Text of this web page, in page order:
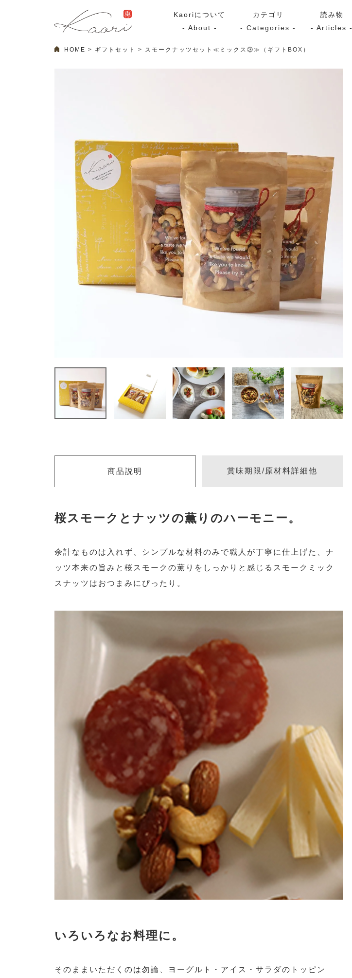
Kaoriについて
- About -
カテゴリ
- Categories -
特集・期間限定セール
読み物
- Articles -
HOME ギフトセット スモークナッツセット≪ミックス③≫（ギフトBOX）
商品説明 賞味期限/原材料詳細他
桜スモークとナッツの薫りのハーモニー。
余計なものは入れず、シンプルな材料のみで職人が丁寧に仕上げた、ナ
ッツ本来の旨みと桜スモークの薫りをしっかりと感じるスモークミック
スナッツはおつまみにぴったり。
いろいろなお料理に。
そのままいただくのは勿論、ヨーグルト・アイス・サラダのトッピン